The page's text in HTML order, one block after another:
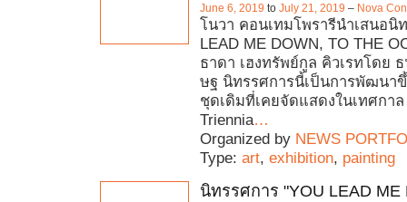
June 6, 2019 to July 21, 2019 – Nova
โนวา คอนเทมโพรารีนำเสนอนิ
LEAD ME DOWN, TO THE
ธาดา เฮงทรัพย์กูล คิวเรทโดย
ษฐ นิทรรศการนี้เป็นการพัฒนา
ชุดเดิมที่เคยจัดแสดงในเทศกา
Triennia…
Organized by NEWS
Type: art, exhibition, painting
นิทรรศการ "YOU LEAD ME